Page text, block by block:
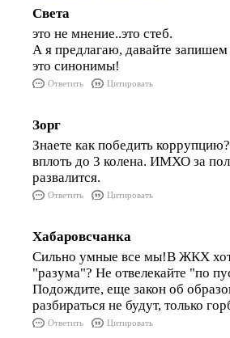
Света
это не мнение..это стеб.
А я предлагаю, давайте
это синонимы!
Ответить Цитировать
Зорг
Знаете как победить
вплоть до 3 колена. ИМХО за
развалится.
Ответить Цитировать
Хабаровсчанка
Сильно умные все мы!В ЖКХ
"разума"? Не отвелекайте "по
Подождите, еще закон об
разбираться не будут, только
Ответить Цитировать